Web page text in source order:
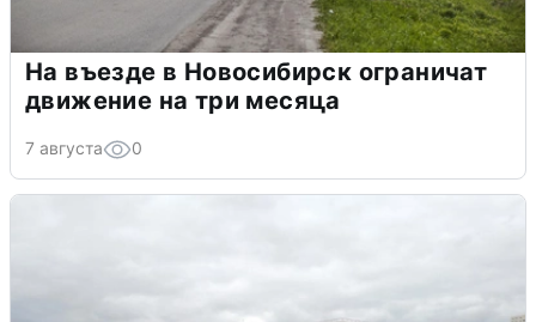
На въезде в Новосибирск ограничат
движение на три месяца
7 августа 0